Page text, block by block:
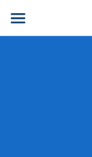
AI论文写作